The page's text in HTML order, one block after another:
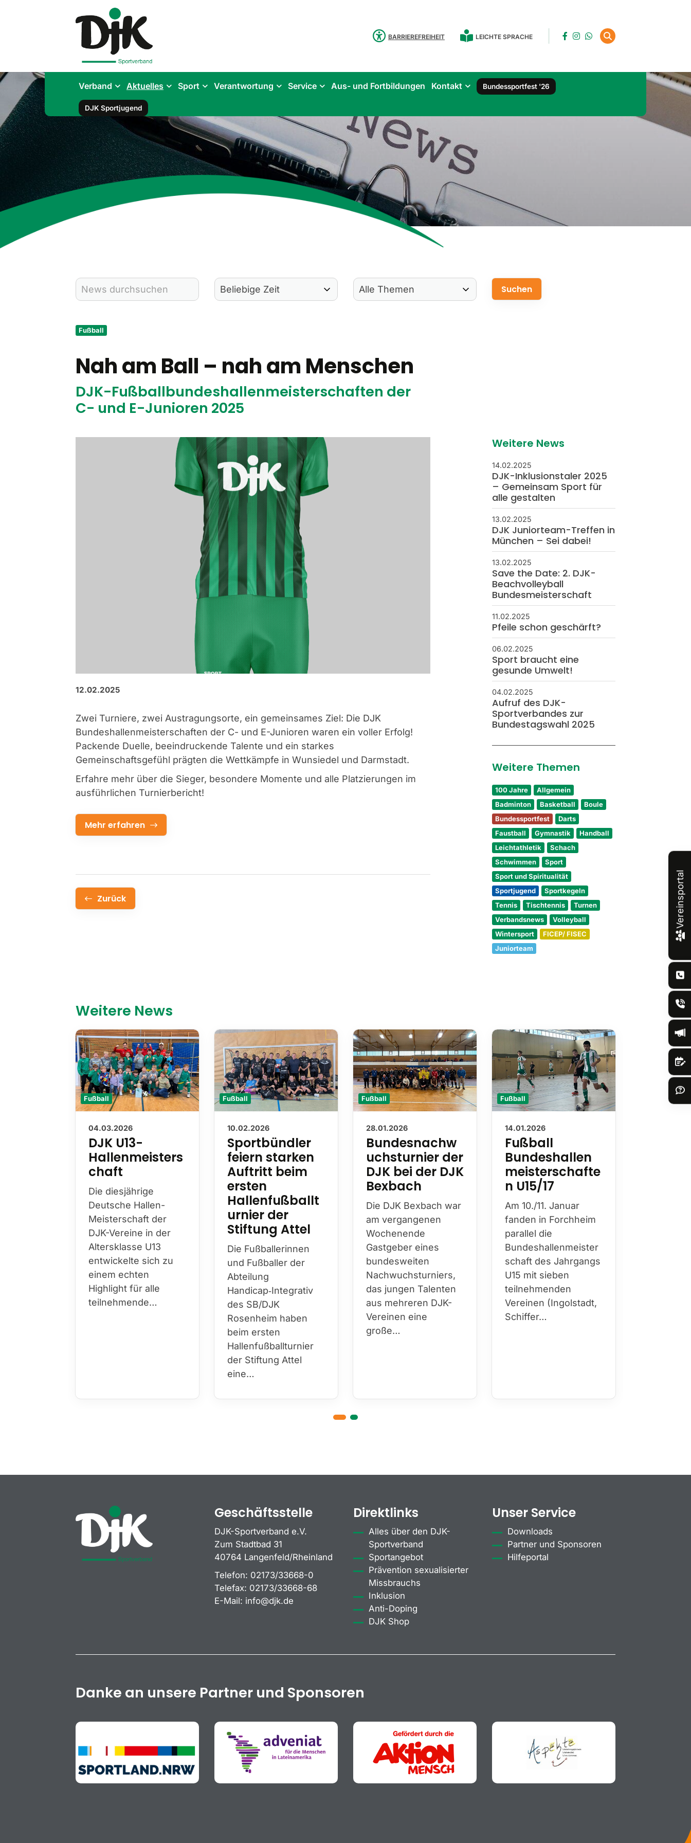
BARRIEREFREIHEIT LEICHTE SPRACHE
Verband Aktuelles Sport Verantwortung Service Aus- und Fortbildungen Kontakt Bundessportfest '26
DJK Sportjugend
Fußball
Nah am Ball – nah am Menschen
DJK-Fußballbundeshallenmeisterschaften der
C- und E-Junioren 2025
12.02.2025
Zwei Turniere, zwei Austragungsorte, ein gemeinsames Ziel: Die DJK
Bundeshallenmeisterschaften der C- und E-Junioren waren ein voller Erfolg!
Packende Duelle, beeindruckende Talente und ein starkes
Gemeinschaftsgefühl prägten die Wettkämpfe in Wunsiedel und Darmstadt.
Erfahre mehr über die Sieger, besondere Momente und alle Platzierungen im
ausführlichen Turnierbericht!
Mehr erfahren
Zurück
Weitere News
14.02.2025
DJK-Inklusionstaler 2025
– Gemeinsam Sport für
alle gestalten
13.02.2025
DJK Juniorteam-Treffen in
München – Sei dabei!
13.02.2025
Save the Date: 2. DJK-
Beachvolleyball
Bundesmeisterschaft
11.02.2025
Pfeile schon geschärft?
06.02.2025
Sport braucht eine
gesunde Umwelt!
04.02.2025
Aufruf des DJK-
Sportverbandes zur
Bundestagswahl 2025
Weitere Themen
100 Jahre
Allgemein
Badminton
Basketball
Boule
Bundessportfest
Darts
Faustball
Gymnastik
Handball
Leichtathletik
Schach
Schwimmen
Sport
Sport und Spiritualität
Sportjugend
Sportkegeln
Tennis
Tischtennis
Turnen
Verbandsnews
Volleyball
Wintersport
FICEP/ FISEC
Juniorteam
Weitere News
Fußball
04.03.2026
DJK U13-
Hallenmeisters
chaft
Die diesjährige
Deutsche Hallen-
Meisterschaft der
DJK-Vereine in der
Altersklasse U13
entwickelte sich zu
einem echten
Highlight für alle
teilnehmende…
Fußball
10.02.2026
Sportbündler
feiern starken
Auftritt beim
ersten
Hallenfußballt
urnier der
Stiftung Attel
Die Fußballerinnen
und Fußballer der
Abteilung
Handicap‑Integrativ
des SB/DJK
Rosenheim haben
beim ersten
Hallenfußballturnier
der Stiftung Attel
eine…
Fußball
28.01.2026
Bundesnachw
uchsturnier der
DJK bei der DJK
Bexbach
Die DJK Bexbach war
am vergangenen
Wochenende
Gastgeber eines
bundesweiten
Nachwuchsturniers,
das jungen Talenten
aus mehreren DJK-
Vereinen eine
große…
Fußball
14.01.2026
Fußball
Bundeshallen
meisterschafte
n U15/17
Am 10./11. Januar
fanden in Forchheim
parallel die
Bundeshallenmeister
schaft des Jahrgangs
U15 mit sieben
teilnehmenden
Vereinen (Ingolstadt,
Schiffer…
Geschäftsstelle
DJK-Sportverband e.V.
Zum Stadtbad 31
40764 Langenfeld/Rheinland
Telefon: 02173/33668-0
Telefax: 02173/33668-68
E-Mail: info@djk.de
Direktlinks
Alles über den DJK-
Sportverband
Sportangebot
Prävention sexualisierter
Missbrauchs
Inklusion
Anti-Doping
DJK Shop
Unser Service
Downloads
Partner und Sponsoren
Hilfeportal
Danke an unsere Partner und Sponsoren
Vereinsportal